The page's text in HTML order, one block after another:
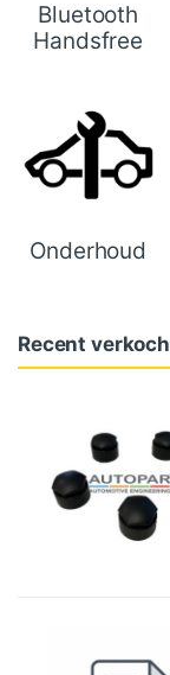
Bluetooth
Handsfree
Onderhoud
Recent